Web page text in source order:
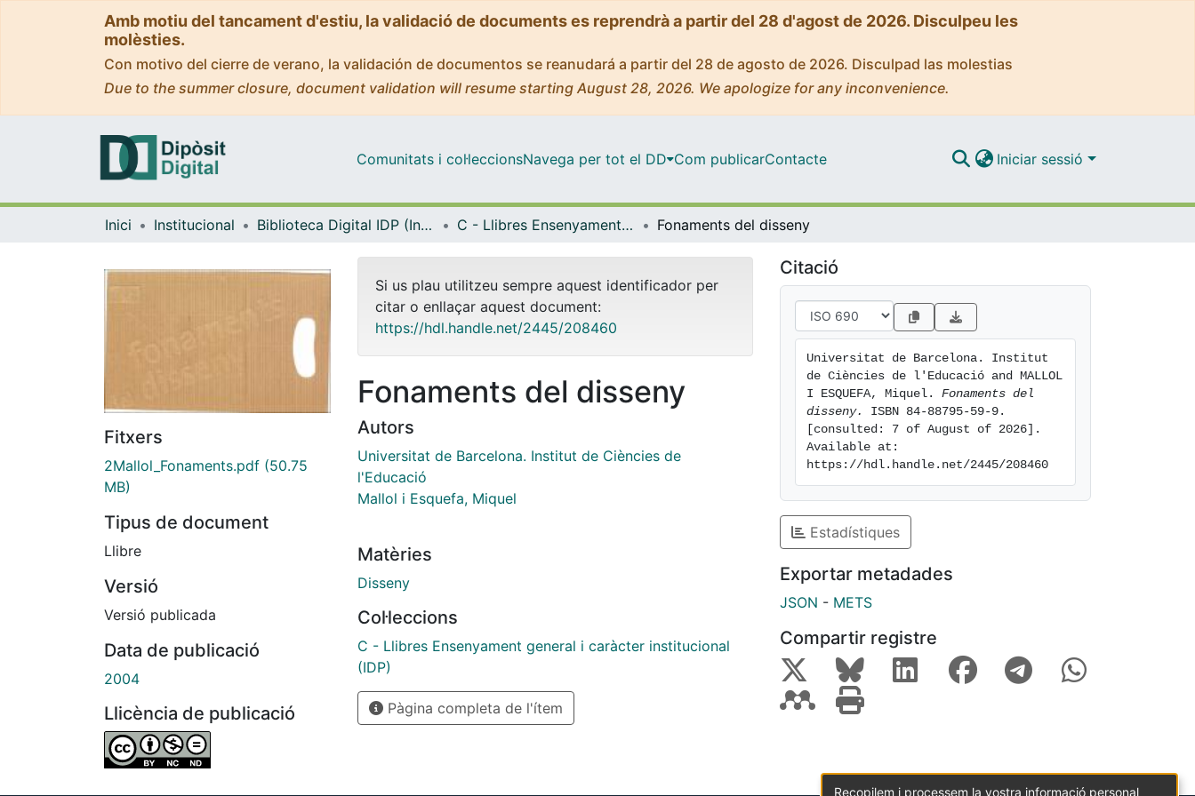
Amb motiu del tancament d'estiu, la validació de documents es reprendrà a partir del 28 d'agost de 2026. Disculpeu les
molèsties.
Con motivo del cierre de verano, la validación de documentos se reanudará a partir del 28 de agosto de 2026. Disculpad las molestias
Due to the summer closure, document validation will resume starting August 28, 2026. We apologize for any inconvenience.
Comunitats i col·leccionsNavega per tot el DD Com publicarContacte Iniciar sessió
Inici Institucional Biblioteca Digital IDP (Institut de Desenvolupament Professional) C - Llibres Ensenyament general i caràcter institucional (IDP) Fonaments del disseny
Fitxers
2Mallol_Fonaments.pdf (50.75
MB)
Tipus de document
Llibre
Versió
Versió publicada
Data de publicació
2004
Llicència de publicació
Si us plau utilitzeu sempre aquest identificador per
citar o enllaçar aquest document:
https://hdl.handle.net/2445/208460
Fonaments del disseny
Autors
Universitat de Barcelona. Institut de Ciències de
l'Educació
Mallol i Esquefa, Miquel
Matèries
Disseny
Col·leccions
C - Llibres Ensenyament general i caràcter institucional
(IDP)
Pàgina completa de l'ítem
Citació
Universitat de Barcelona. Institut
de Ciències de l'Educació and MALLOL
I ESQUEFA, Miquel. Fonaments del
disseny.
ISBN 84-88795-59-9.
[consulted: 7 of August of 2026].
Available at:
https://hdl.handle.net/2445/208460
Estadístiques
Exportar metadades
JSON - METS
Compartir registre
Recopilem i processem la vostra informació personal